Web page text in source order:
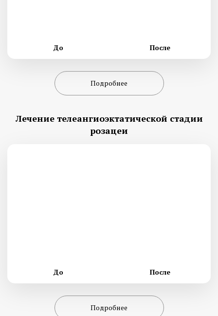
До После
Подробнее
Лечение телеангиоэктатической стадии
розацеи
До После
Подробнее